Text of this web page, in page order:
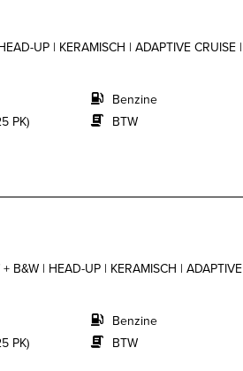
UP | KERAMISCH | ADAPTIVE CRUISE |
PK)
Benzine
BTW
B&W | HEAD-UP | KERAMISCH | ADAPTIVE
PK)
Benzine
BTW